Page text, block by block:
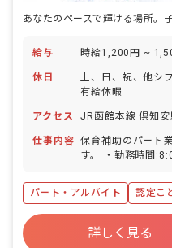
給与 時給1,200円 ~
休日
土、日、祝、他シ
有給休暇
アクセス JR函館本線 倶知安
仕事内容 保育補助のパート
す。 ・勤務時間:8:00~14:00 のうち、
ございましたら、
い。 ■園児年齢
パート・アルバイト 認定こ
詳しく見る